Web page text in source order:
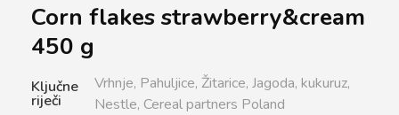
Corn flakes strawberry&cream
450 g
Ključne
riječi
Vrhnje, Pahuljice, Žitarice, Jagoda, kukuruz,
Nestle, Cereal partners Poland